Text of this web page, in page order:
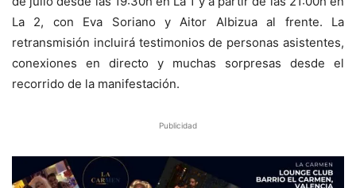
La 2, con Eva Soriano y Aitor Albizua al frente. La
retransmisión incluirá testimonios de personas asistentes,
conexiones en directo y muchas sorpresas desde el
recorrido de la manifestación.
Publicidad